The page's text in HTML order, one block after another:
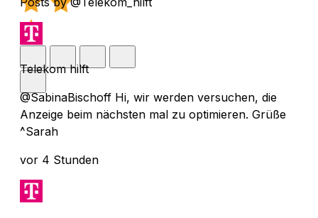
Telekom hilft
@SabinaBischoff Hi, wir werden versuchen, die
Anzeige beim nächsten mal zu optimieren. Grüße
^Sarah
vor 4 Stunden